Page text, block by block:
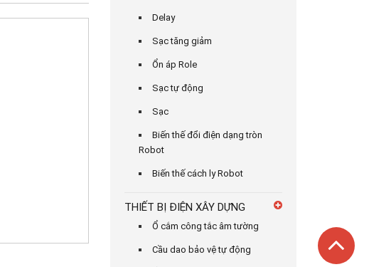
Delay
Sạc tăng giảm
Ổn áp Role
Sạc tự động
Sạc
Biến thế đổi điện dạng tròn
Robot
Biến thế cách ly Robot
THIẾT BỊ ĐIỆN XÂY DỰNG
Ổ cắm công tắc âm tường
Cầu dao bảo vệ tự động